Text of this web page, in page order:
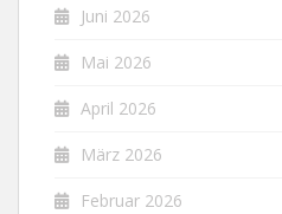
Juni 2026
Mai 2026
April 2026
März 2026
Februar 2026